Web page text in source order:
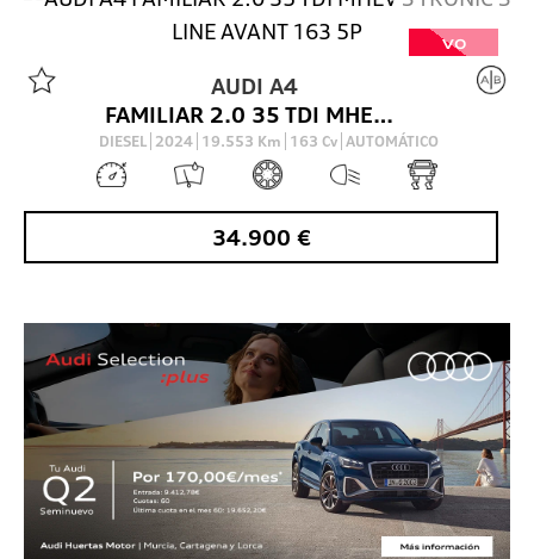
VO
AUDI A4
FAMILIAR 2.0 35 TDI MHEV S TRONIC S LINE AVANT 163 5P
DIESEL 2024 19.553 Km 163 Cv AUTOMÁTICO
34.900 €